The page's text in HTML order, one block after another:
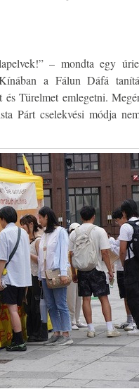
– mondta egy
a Fálun Dáfá
és Türelmet emlegetni.
Párt cselekvési módja